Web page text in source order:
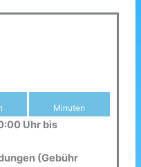
Minuten
Uhr bis
(Gebühr